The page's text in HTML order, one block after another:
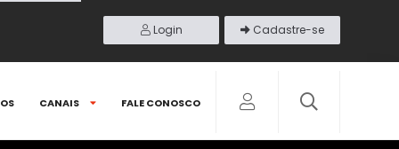
Login Cadastre-se
CANAIS FALE CONOSCO